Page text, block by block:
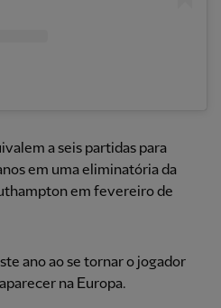
a seis partidas para
em uma eliminatória da
em fevereiro de
ano ao se tornar o jogador
na Europa.